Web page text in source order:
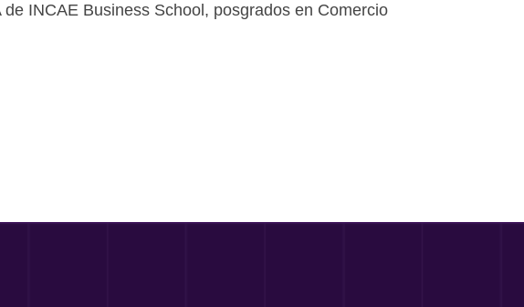
INCAE Business School, posgrados en Comercio